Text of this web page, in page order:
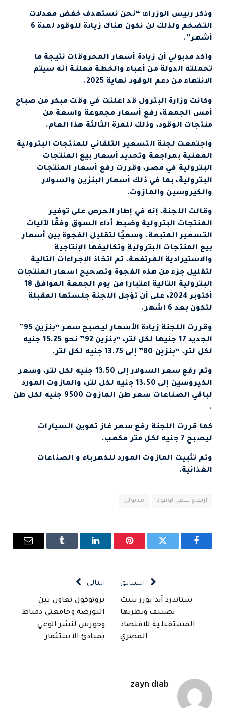
وذكر رئيس الوزراء: “نحن نستهدف خفض معدلات
التضخم ولذلك لن نكون هناك زيادة للوقود لمدة 6
أشهر”.
وأكد مدبولي أن زيادة أسعار المحروقات نتيجة ما
تحملته الدولة من أعباء والخطة معلنة أنه سيتم
الانتهاء من دعم الوقود نهاية 2025.
وكانت وزارة البترول قد اعلنت في وقت مبكر من صباح
أمس الجمعة، رفع أسعار مجموعة واسعة من
منتجات الوقود، وذلك للمرة الثالثة هذا العام.
واجتمعت لجنة التسعير التلقائي للمنتجات البترولية
المعنية بمراجعة وتحديد أسعار بيع المنتجات
البترولية في مصر، وقررت رفع أسعار المنتجات
البترولية، بما في ذلك أسعار البنزين والسولار
والكيروسين والمازوت.
وقالت اللجنة، إنه في إطار الحرص على توفير
المنتجات البترولية وضبط أداء السوق وفقًا لآليات
التسعير المتبعة، وسعيًا لتقليل الفجوة بين أسعار
بيع المنتجات البترولية وتكاليفها الإنتاجية
والاستيرادية المرتفعة، تم اتخاذ الإجراءات التالية
لتقليل جزء من هذه الفجوة وتصحيح أسعار المنتجات
البترولية التالية اعتبارا من يوم الجمعة الموافق 18
أكتوبر 2024، على أن تؤجل اللجنة جلستها المقبلة
لتكون بعد 6 أشهر.
وقررت اللجنة زيادة الأسعار ليصبح سعر “بنزين 95”
الجديد 17 جنيها لكل لتر، “بنزين 92” نحو 15.25 جنيه
لكل لتر، “بنزين 80” إلى 13.75 جنيه لكل لتر.
وتم رفع سعر السولار إلى 13.50 جنيه لكل لتر، وسعر
الكيروسين إلى 13.50 جنيه لكل لتر، والمازوت المورد
لباقي الصناعات سعر طن المازوت 9500 جنيه لكل طن
.
كما قررت اللجنة رفع سعر غاز تموين السيارات
ليصبح 7 جنيه لكل متر مكعب.
وتم تثبيت المازوت المورد للكهرباء و الصناعات
الغذائية.
ارتفاع سعر الوقود مدبولي
فيسبوك تويتر بينتيريستلينكدإن Tumblr
البريد
السابق
ستاندرد آند بورز تثبت
تصنيف ونظرتها
المستقبلية للاقتصاد
المصري
التالي
بروتوكول تعاون بين
البورصة وجامعتي دمياط
وحورس لنشر الوعي
بمبادئ الاستثمار
zayn diab